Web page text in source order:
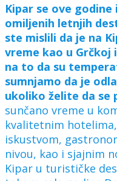
Kipar se ove
omiljenih letnjih
ste mislili da je na
vreme kao u
na to da su
sumnjamo da je
ukoliko želite da se
sunčano vreme u
kvalitetnim
iskustvom,
nivou, kao i sjajnim
Kipar u turističke